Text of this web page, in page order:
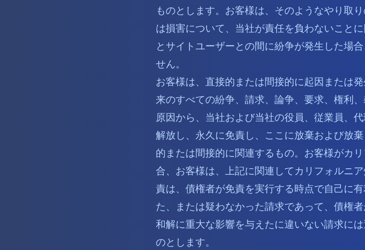
ものとします。お客様は、そのようなやり取
は損害について、当社が責任を負わないこと
とサイトユーザーとの間に紛争が発生した場
せん。
お客様は、直接的または間接的に起因または
来のすべての紛争、請求、論争、要求、権利
原因から、当社および当社の役員、従業員、
解放し、永久に免責し、ここに放棄および放
的または間接的に関連するもの。お客様がカ
合、お客様は、上記に関連してカリフォルニ
責は、債権者が免責を実行する時点で自己に
た、または疑わなかった請求であって、債権
和解に重大な影響を与えたに違いない請求に
のとします。